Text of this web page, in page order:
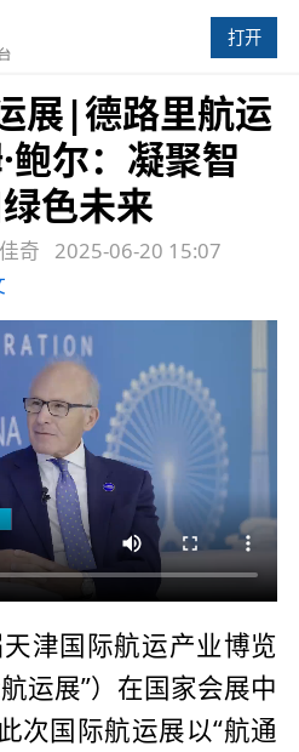
打开
展|德路里航运
鲍尔：凝聚智
色未来
奇
2025-06-20 15:07
国际航运产业博览
运展”）在国家会展中
次国际航运展以“航通